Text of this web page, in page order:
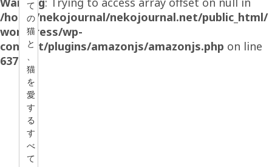
て
の
猫
と
、
猫
を
愛
す
る
す
べ
て
/home/nekojournal/nekojournal.net/public_html/
wordpress/wp-
content/plugins/amazonjs/amazonjs.php on line
637